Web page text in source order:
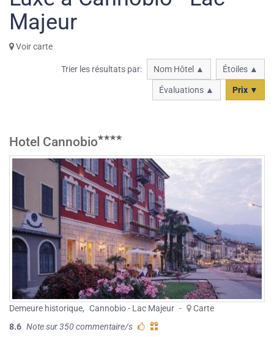
Majeur
Voir carte
Trier les résultats par: Nom Hôtel ▲ Étoiles ▲
Évaluations ▲ Prix ▼
Hotel Cannobio
Demeure historique, Cannobio - Lac Majeur -
Carte
8.6 Note sur 350 commentaire/s